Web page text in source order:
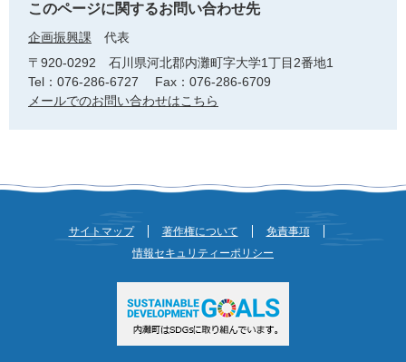
このページに関するお問い合わせ先
企画振興課
代表
〒920-0292
石川県河北郡内灘町字大学1丁目2番地1
Tel：076-286-6727
Fax：076-286-6709
メールでのお問い合わせはこちら
サイトマップ 著作権について
免責事項
情報セキュリティーポリシー